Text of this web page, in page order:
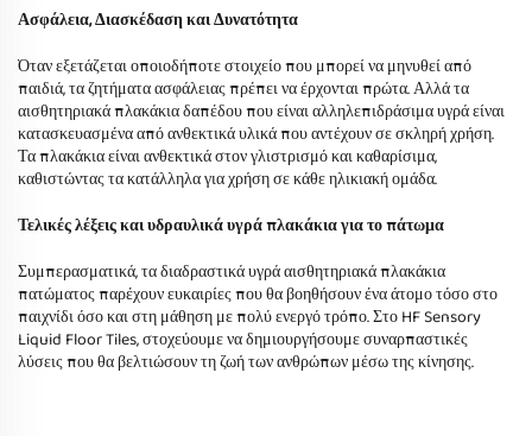
Ασφάλεια, Διασκέδαση και Δυνατότητα
Όταν εξετάζεται οποιοδήποτε στοιχείο που μπορεί να μηνυθεί από
παιδιά, τα ζητήματα ασφάλειας πρέπει να έρχονται πρώτα. Αλλά τα
αισθητηριακά πλακάκια δαπέδου που είναι αλληλεπιδράσιμα υγρά είναι
κατασκευασμένα από ανθεκτικά υλικά που αντέχουν σε σκληρή χρήση.
Τα πλακάκια είναι ανθεκτικά στον γλιστρισμό και καθαρίσιμα,
καθιστώντας τα κατάλληλα για χρήση σε κάθε ηλικιακή ομάδα.
Τελικές λέξεις και υδραυλικά υγρά πλακάκια για το πάτωμα
Συμπερασματικά, τα διαδραστικά υγρά αισθητηριακά πλακάκια
πατώματος παρέχουν ευκαιρίες που θα βοηθήσουν ένα άτομο τόσο στο
παιχνίδι όσο και στη μάθηση με πολύ ενεργό τρόπο. Στο HF Sensory
Liquid Floor Tiles, στοχεύουμε να δημιουργήσουμε συναρπαστικές
λύσεις που θα βελτιώσουν τη ζωή των ανθρώπων μέσω της κίνησης.